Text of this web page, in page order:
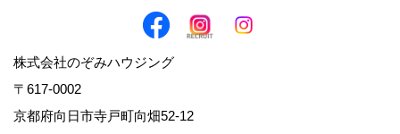
株式会社のぞみハウジング
〒617-0002
京都府向日市寺戸町向畑52-12